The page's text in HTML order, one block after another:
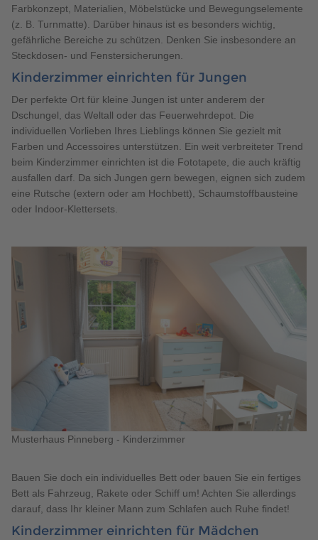
Farbkonzept, Materialien, Möbelstücke und Bewegungselemente
(z. B. Turnmatte). Darüber hinaus ist es besonders wichtig,
gefährliche Bereiche zu schützen. Denken Sie insbesondere an
Steckdosen- und Fenstersicherungen.
Kinderzimmer einrichten für Jungen
Der perfekte Ort für kleine Jungen ist unter anderem der
Dschungel, das Weltall oder das Feuerwehrdepot. Die
individuellen Vorlieben Ihres Lieblings können Sie gezielt mit
Farben und Accessoires unterstützen. Ein weit verbreiteter Trend
beim Kinderzimmer einrichten ist die Fototapete, die auch kräftig
ausfallen darf. Da sich Jungen gern bewegen, eignen sich zudem
eine Rutsche (extern oder am Hochbett), Schaumstoffbausteine
oder Indoor-Klettersets.
Musterhaus Pinneberg - Kinderzimmer
Bauen Sie doch ein individuelles Bett oder bauen Sie ein fertiges
Bett als Fahrzeug, Rakete oder Schiff um! Achten Sie allerdings
darauf, dass Ihr kleiner Mann zum Schlafen auch Ruhe findet!
Kinderzimmer einrichten für Mädchen